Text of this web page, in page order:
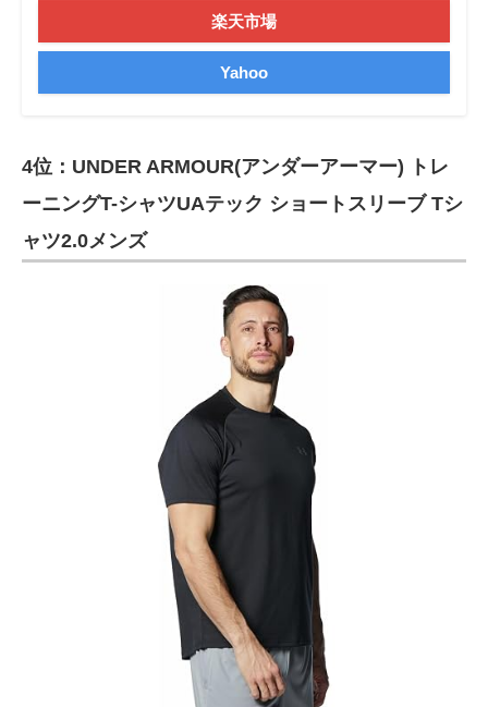
楽天市場
Yahoo
4位：UNDER ARMOUR(アンダーアーマー) トレ
ーニングT-シャツUAテック ショートスリーブ Tシ
ャツ2.0メンズ